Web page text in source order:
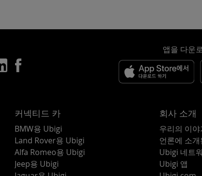
앱을 다운
커넥티드 카
BMW용 Ubigi
Land Rover용 Ubigi
Alfa Romeo용 Ubigi
Jeep용 Ubigi
회사 소개
우리의 이야
언론에 소
Ubigi 네트
Ubigi 앱